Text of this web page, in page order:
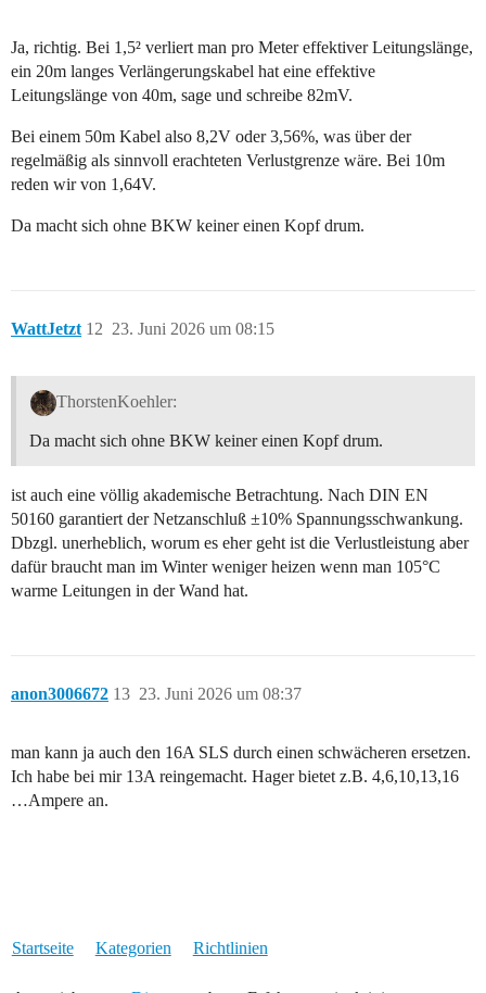
Ja, richtig. Bei 1,5² verliert man pro Meter effektiver Leitungslänge,
ein 20m langes Verlängerungskabel hat eine effektive
Leitungslänge von 40m, sage und schreibe 82mV.
Bei einem 50m Kabel also 8,2V oder 3,56%, was über der
regelmäßig als sinnvoll erachteten Verlustgrenze wäre. Bei 10m
reden wir von 1,64V.
Da macht sich ohne BKW keiner einen Kopf drum.
WattJetzt 23. Juni 2026 um 08:15
12
ThorstenKoehler:
Da macht sich ohne BKW keiner einen Kopf drum.
ist auch eine völlig akademische Betrachtung. Nach DIN EN
50160 garantiert der Netzanschluß ±10% Spannungsschwankung.
Dbzgl. unerheblich, worum es eher geht ist die Verlustleistung aber
dafür braucht man im Winter weniger heizen wenn man 105°C
warme Leitungen in der Wand hat.
anon3006672 23. Juni 2026 um 08:37
13
man kann ja auch den 16A SLS durch einen schwächeren ersetzen.
Ich habe bei mir 13A reingemacht. Hager bietet z.B. 4,6,10,13,16
…Ampere an.
Startseite Kategorien Richtlinien